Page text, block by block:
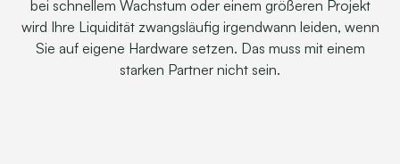
bei schnellem Wachstum oder einem größeren Projekt
wird Ihre Liquidität zwangsläufig irgendwann leiden, wenn
Sie auf eigene Hardware setzen. Das muss mit einem
starken Partner nicht sein.